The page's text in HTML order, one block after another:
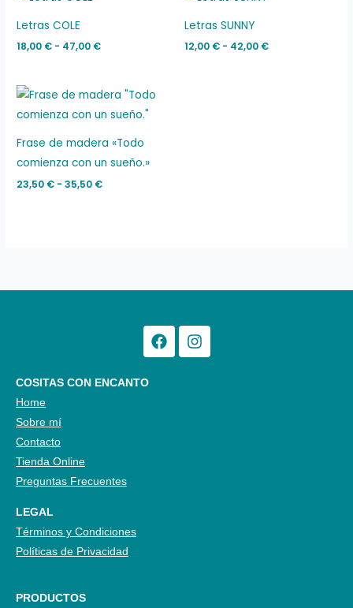
Letras COLE
18,00 € - 47,00 €18,00 €
Letras SUNNY
12,00 € - 42,00 €12,00 €
Frase de madera «Todo
comienza con un sueño.»
23,50 € - 35,50 €
Rango
de
precios:
23,50 €
35,50 €
FacebookInstagram
COSITAS CON ENCANTO
Home
Sobre mí
Contacto
Tienda Online
Preguntas Frecuentes
LEGAL
Términos y Condiciones
Políticas de Privacidad
PRODUCTOS